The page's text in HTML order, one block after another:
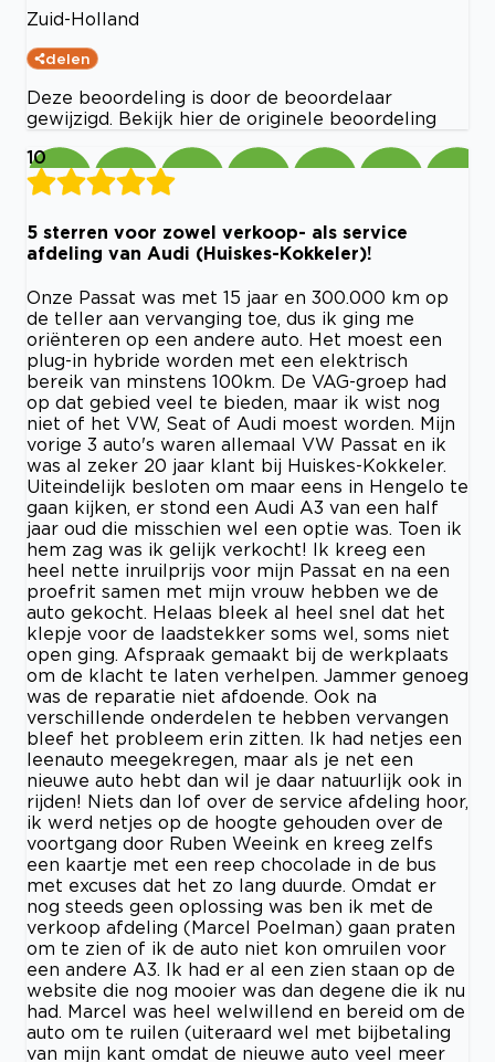
Zuid-Holland
delen
Deze beoordeling is door de beoordelaar
gewijzigd. Bekijk hier de originele beoordeling
10
5 sterren voor zowel verkoop- als service
afdeling van Audi (Huiskes-Kokkeler)!
Onze Passat was met 15 jaar en 300.000 km op
de teller aan vervanging toe, dus ik ging me
oriënteren op een andere auto. Het moest een
plug-in hybride worden met een elektrisch
bereik van minstens 100km. De VAG-groep had
op dat gebied veel te bieden, maar ik wist nog
niet of het VW, Seat of Audi moest worden. Mijn
vorige 3 auto's waren allemaal VW Passat en ik
was al zeker 20 jaar klant bij Huiskes-Kokkeler.
Uiteindelijk besloten om maar eens in Hengelo te
gaan kijken, er stond een Audi A3 van een half
jaar oud die misschien wel een optie was. Toen ik
hem zag was ik gelijk verkocht! Ik kreeg een
heel nette inruilprijs voor mijn Passat en na een
proefrit samen met mijn vrouw hebben we de
auto gekocht. Helaas bleek al heel snel dat het
klepje voor de laadstekker soms wel, soms niet
open ging. Afspraak gemaakt bij de werkplaats
om de klacht te laten verhelpen. Jammer genoeg
was de reparatie niet afdoende. Ook na
verschillende onderdelen te hebben vervangen
bleef het probleem erin zitten. Ik had netjes een
leenauto meegekregen, maar als je net een
nieuwe auto hebt dan wil je daar natuurlijk ook in
rijden! Niets dan lof over de service afdeling hoor,
ik werd netjes op de hoogte gehouden over de
voortgang door Ruben Weeink en kreeg zelfs
een kaartje met een reep chocolade in de bus
met excuses dat het zo lang duurde. Omdat er
nog steeds geen oplossing was ben ik met de
verkoop afdeling (Marcel Poelman) gaan praten
om te zien of ik de auto niet kon omruilen voor
een andere A3. Ik had er al een zien staan op de
website die nog mooier was dan degene die ik nu
had. Marcel was heel welwillend en bereid om de
auto om te ruilen (uiteraard wel met bijbetaling
van mijn kant omdat de nieuwe auto veel meer